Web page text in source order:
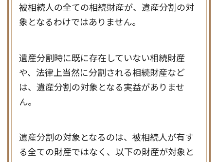
被相続人の全ての相続財産が、遺産分割の対
象となるわけではありません。
遺産分割時に既に存在していない相続財産
や、法律上当然に分割される相続財産など
は、遺産分割の対象となる実益がありませ
ん。
遺産分割の対象となるのは、被相続人が有す
る全ての財産ではなく、以下の財産が対象と